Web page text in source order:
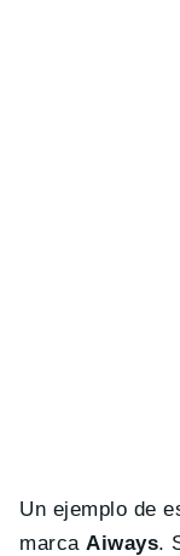
Un ejemplo de
marcaAiways.